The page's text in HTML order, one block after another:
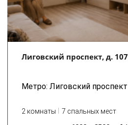
Лиговский проспект, д. 107
Метро: Лиговский проспект
2 комнаты 7 спальных мест